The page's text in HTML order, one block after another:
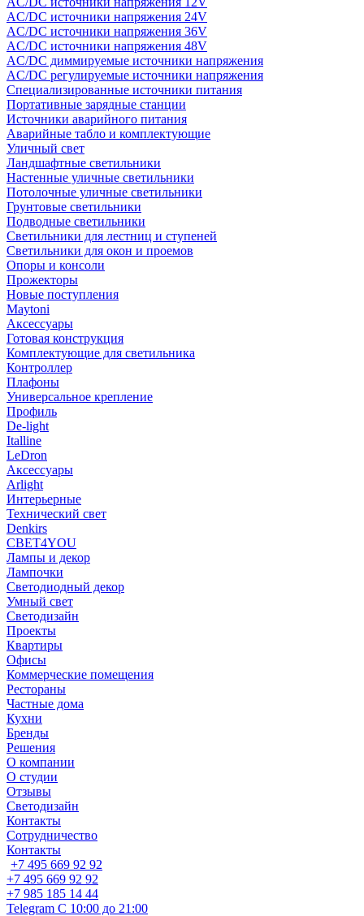
AC/DC источники напряжения 24V
AC/DC источники напряжения 36V
AC/DC источники напряжения 48V
AC/DC диммируемые источники напряжения
AC/DC регулируемые источники напряжения
Специализированные источники питания
Портативные зарядные станции
Источники аварийного питания
Аварийные табло и комплектующие
Уличный свет
Ландшафтные светильники
Настенные уличные светильники
Потолочные уличные светильники
Грунтовые светильники
Подводные светильники
Светильники для лестниц и ступеней
Светильники для окон и проемов
Опоры и консоли
Прожекторы
Новые поступления
Maytoni
Аксессуары
Готовая конструкция
Комплектующие для светильника
Контроллер
Плафоны
Универсальное крепление
Профиль
De-light
Italline
LeDron
Аксессуары
Arlight
Интерьерные
Технический свет
Denkirs
СВЕТ4YOU
Лампы и декор
Лампочки
Светодиодный декор
Умный свет
Светодизайн
Проекты
Квартиры
Офисы
Коммерческие помещения
Рестораны
Частные дома
Кухни
Бренды
Решения
О компании
О студии
Отзывы
Светодизайн
Контакты
Сотрудничество
Контакты
+7 495 669 92 92
+7 495 669 92 92
+7 985 185 14 44
Telegram С 10:00 до 21:00